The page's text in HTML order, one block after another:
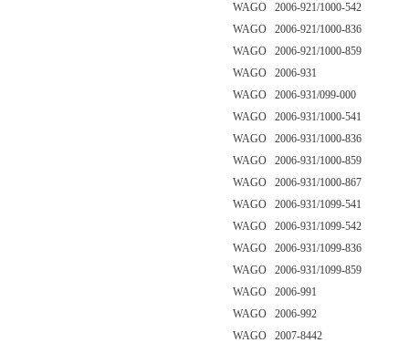
WAGO 2006-921/1000-542
WAGO 2006-921/1000-836
WAGO 2006-921/1000-859
WAGO 2006-931
WAGO 2006-931/099-000
WAGO 2006-931/1000-541
WAGO 2006-931/1000-836
WAGO 2006-931/1000-859
WAGO 2006-931/1000-867
WAGO 2006-931/1099-541
WAGO 2006-931/1099-542
WAGO 2006-931/1099-836
WAGO 2006-931/1099-859
WAGO 2006-991
WAGO 2006-992
WAGO 2007-8442